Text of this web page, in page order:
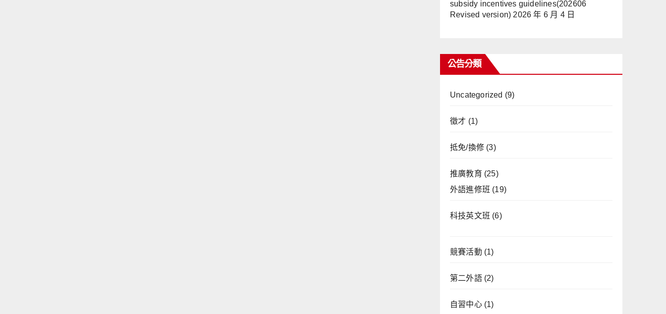
subsidy incentives guidelines(202606
Revised version) 2026 年 6 月 4 日
公告分類
Uncategorized (9)
徵才 (1)
抵免/換修 (3)
推廣教育 (25)
外語進修班 (19)
科技英文班 (6)
競賽活動 (1)
第二外語(2)
自習中心(1)